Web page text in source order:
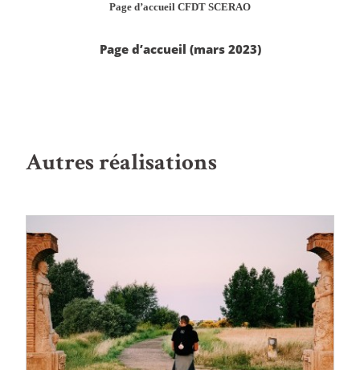
Page d’accueil CFDT SCERAO
Page d’accueil (mars 2023)
Autres réalisations